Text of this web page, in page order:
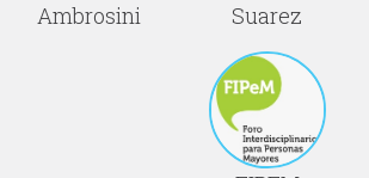
Ambrosini
Suarez